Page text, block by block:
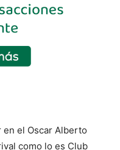
el Oscar Alberto
como lo es Club